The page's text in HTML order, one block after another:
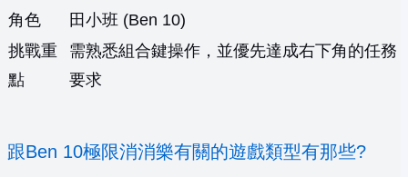
角色
田小班 (Ben 10)
挑戰重
點
需熟悉組合鍵操作，並優先達成右下角的任務
要求
跟Ben 10極限消消樂有關的遊戲類型有那些?